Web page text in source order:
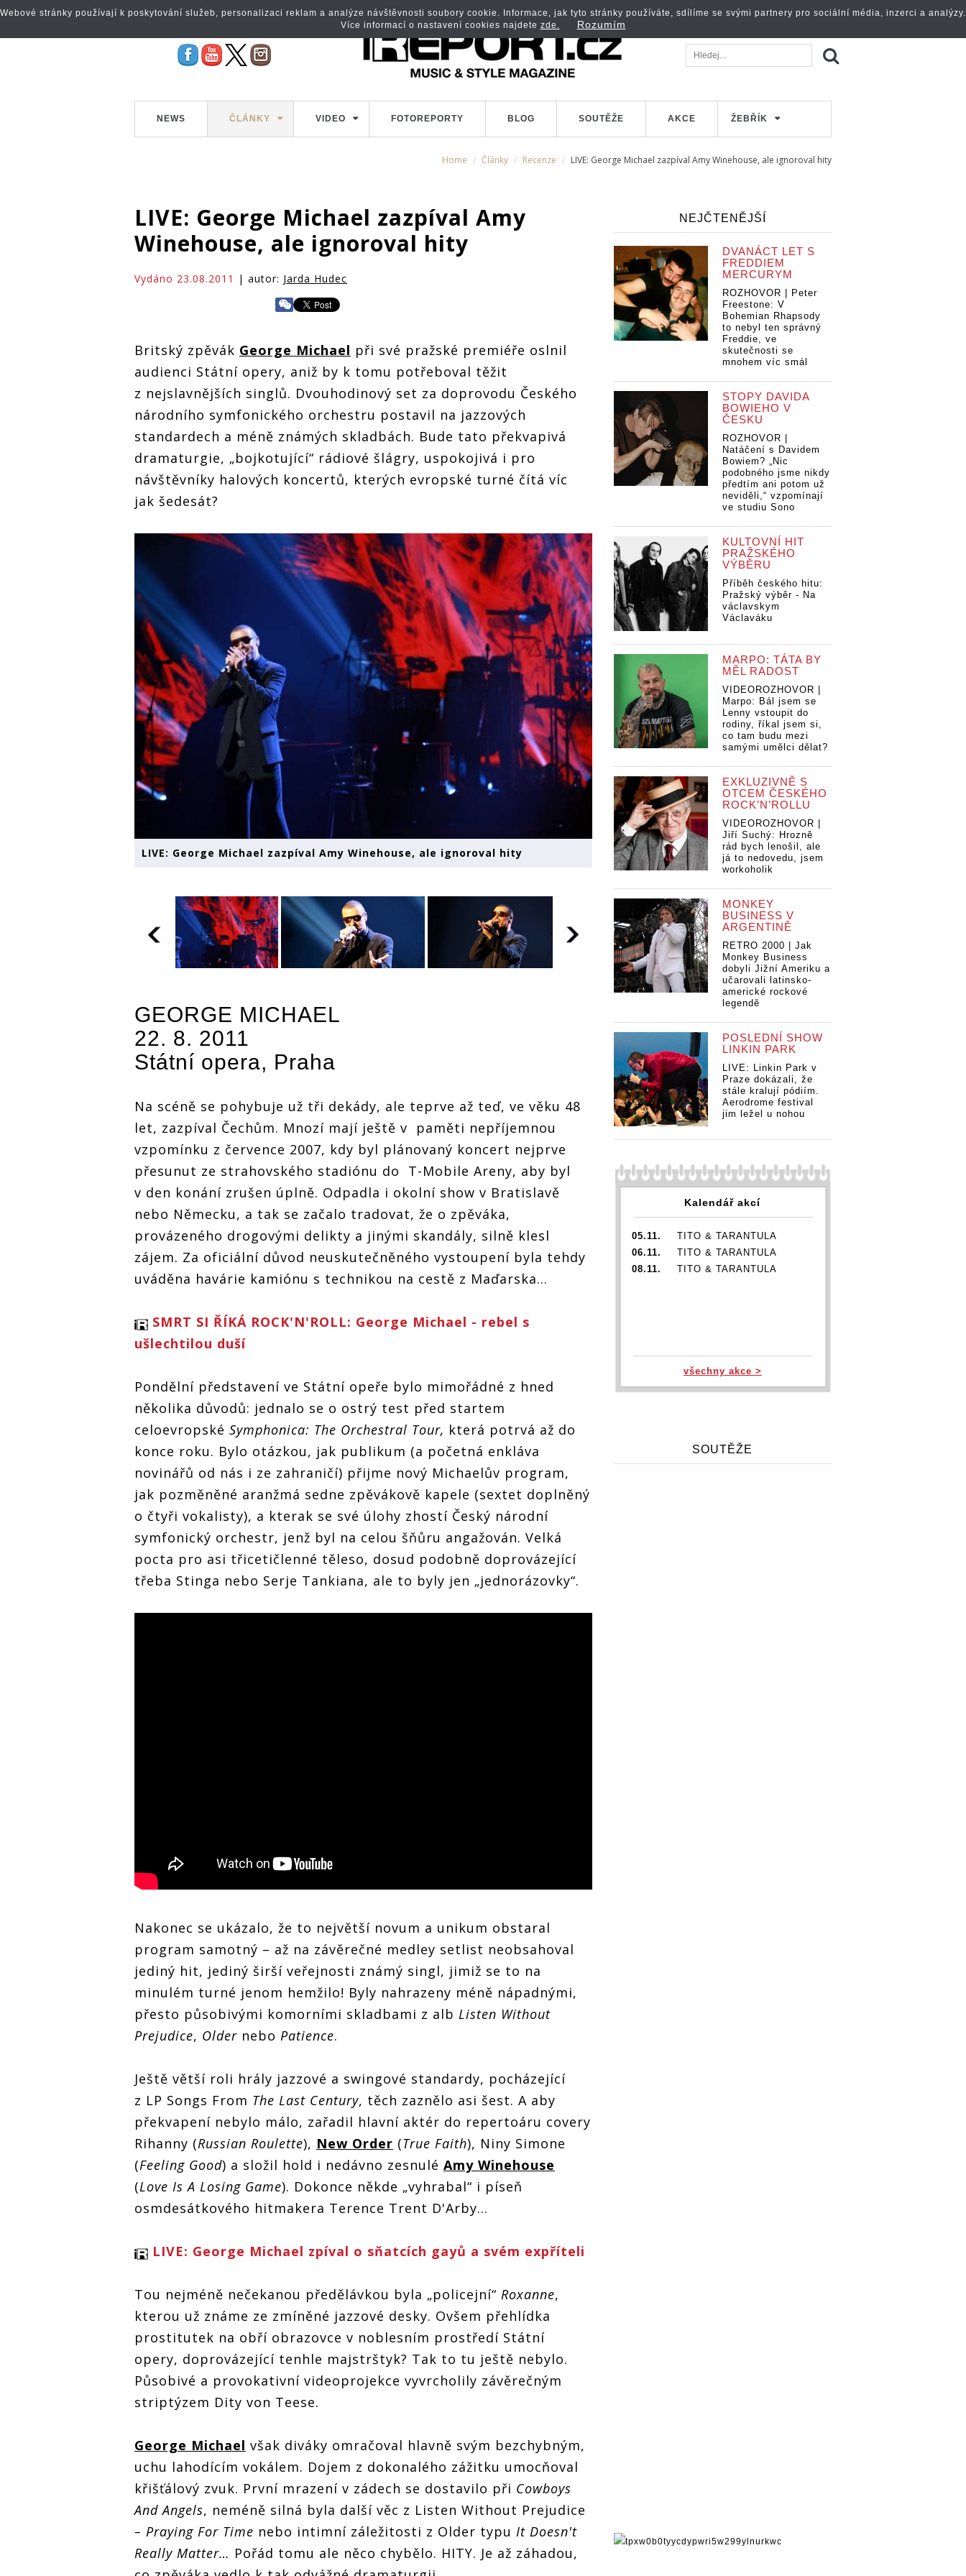
NEWS ČLÁNKY VIDEO FOTOREPORTY BLOG SOUTĚŽE AKCE ŽEBŘÍK
Home Články Recenze LIVE: George Michael zazpíval Amy Winehouse, ale ignoroval hity
LIVE: George Michael zazpíval Amy
Winehouse, ale ignoroval hity
Vydáno 23.08.2011 | autor: Jarda Hudec
Britský zpěvák George Michael při své pražské premiéře oslnil
audienci Státní opery, aniž by k tomu potřeboval těžit
z nejslavnějších singlů. Dvouhodinový set za doprovodu Českého
národního symfonického orchestru postavil na jazzových
standardech a méně známých skladbách. Bude tato překvapivá
dramaturgie, „bojkotující“ rádiové šlágry, uspokojivá i pro
návštěvníky halových koncertů, kterých evropské turné čítá víc
jak šedesát?
LIVE: George Michael zazpíval Amy Winehouse, ale ignoroval hity
GEORGE MICHAEL
22. 8. 2011
Státní opera, Praha
Na scéně se pohybuje už tři dekády, ale teprve až teď, ve věku 48
let, zazpíval Čechům. Mnozí mají ještě v paměti nepříjemnou
vzpomínku z července 2007, kdy byl plánovaný koncert nejprve
přesunut ze strahovského stadiónu do T-Mobile Areny, aby byl
v den konání zrušen úplně. Odpadla i okolní show v Bratislavě
nebo Německu, a tak se začalo tradovat, že o zpěváka,
provázeného drogovými delikty a jinými skandály, silně klesl
zájem. Za oficiální důvod neuskutečněného vystoupení byla tehdy
uváděna havárie kamiónu s technikou na cestě z Maďarska…
SMRT SI ŘÍKÁ ROCK'N'ROLL: George Michael - rebel s
ušlechtilou duší
Pondělní představení ve Státní opeře bylo mimořádné z hned
několika důvodů: jednalo se o ostrý test před startem
celoevropské Symphonica: The Orchestral Tour, která potrvá až do
konce roku. Bylo otázkou, jak publikum (a početná enkláva
novinářů od nás i ze zahraničí) přijme nový Michaelův program,
jak pozměněné aranžmá sedne zpěvákově kapele (sextet doplněný
o čtyři vokalisty), a kterak se své úlohy zhostí Český národní
symfonický orchestr, jenž byl na celou šňůru angažován. Velká
pocta pro asi třicetičlenné těleso, dosud podobně doprovázející
třeba Stinga nebo Serje Tankiana, ale to byly jen „jednorázovky“.
Nakonec se ukázalo, že to největší novum a unikum obstaral
program samotný – až na závěrečné medley setlist neobsahoval
jediný hit, jediný širší veřejnosti známý singl, jimiž se to na
minulém turné jenom hemžilo! Byly nahrazeny méně nápadnými,
přesto působivými komorními skladbami z alb Listen Without
Prejudice, Older nebo Patience.
Ještě větší roli hrály jazzové a swingové standardy, pocházející
z LP Songs From The Last Century, těch zaznělo asi šest. A aby
překvapení nebylo málo, zařadil hlavní aktér do repertoáru covery
Rihanny (Russian Roulette), New Order (True Faith), Niny Simone
(Feeling Good) a složil hold i nedávno zesnulé Amy Winehouse
(Love Is A Losing Game). Dokonce někde „vyhrabal“ i píseň
osmdesátkového hitmakera Terence Trent D'Arby...
LIVE: George Michael zpíval o sňatcích gayů a svém expříteli
Tou nejméně nečekanou předělávkou byla „policejní“ Roxanne,
kterou už známe ze zmíněné jazzové desky. Ovšem přehlídka
prostitutek na obří obrazovce v noblesním prostředí Státní
opery, doprovázející tenhle majstrštyk? Tak to tu ještě nebylo.
Působivé a provokativní videoprojekce vyvrcholily závěrečným
striptýzem Dity von Teese.
George Michael však diváky omračoval hlavně svým bezchybným,
uchu lahodícím vokálem. Dojem z dokonalého zážitku umocňoval
křišťálový zvuk. První mrazení v zádech se dostavilo při Cowboys
And Angels, neméně silná byla další věc z Listen Without Prejudice
– Praying For Time nebo intimní záležitosti z Older typu It Doesn't
Really Matter… Pořád tomu ale něco chybělo. HITY. Je až záhadou,
NEJČTENĚJŠÍ
DVANÁCT LET S
FREDDIEM
MERCURYM
ROZHOVOR | Peter
Freestone: V
Bohemian Rhapsody
to nebyl ten správný
Freddie, ve
skutečnosti se
mnohem víc smál
STOPY DAVIDA
BOWIEHO V
ČESKU
ROZHOVOR |
Natáčení s Davidem
Bowiem? „Nic
podobného jsme nikdy
předtím ani potom už
neviděli,“ vzpomínají
ve studiu Sono
KULTOVNÍ HIT
PRAŽSKÉHO
VÝBĚRU
Příběh českého hitu:
Pražský výběr - Na
václavskym
Václaváku
MARPO: TÁTA BY
MĚL RADOST
VIDEOROZHOVOR |
Marpo: Bál jsem se
Lenny vstoupit do
rodiny, říkal jsem si,
co tam budu mezi
samými umělci dělat?
EXKLUZIVNĚ S
OTCEM ČESKÉHO
ROCK’N’ROLLU
VIDEOROZHOVOR |
Jiří Suchý: Hrozně
rád bych lenošil, ale
já to nedovedu, jsem
workoholik
MONKEY
BUSINESS V
ARGENTINĚ
RETRO 2000 | Jak
Monkey Business
dobyli Jižní Ameriku a
učarovali latinsko-
americké rockové
legendě
POSLEDNÍ SHOW
LINKIN PARK
LIVE: Linkin Park v
Praze dokázali, že
stále kralují pódiím.
Aerodrome festival
jim ležel u nohou
Kalendář akcí
05.11.
TITO & TARANTULA
06.11.
TITO & TARANTULA
08.11.
TITO & TARANTULA
všechny akce >
SOUTĚŽE
Webové stránky používají k poskytování služeb, personalizaci reklam a analýze návštěvnosti soubory cookie. Informace, jak tyto stránky používáte, sdílíme se svými partnery pro sociální média, inzerci a analýzy.
Více informací o nastavení cookies najdete zde. Rozumím